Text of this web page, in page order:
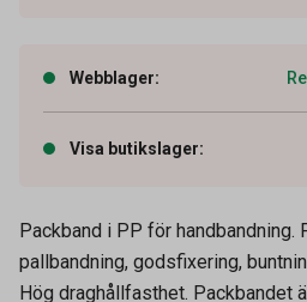
Webblager:
Visa butikslager:
Packband i PP för handbandning.
pallbandning, godsfixering,
Hög draghållfasthet. Packbandet